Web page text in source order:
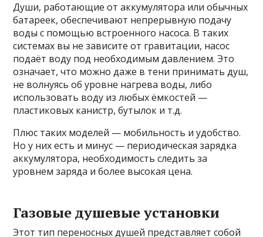
Души, работающие от аккумулятора или обычных
батареек, обеспечивают непрерывную подачу
воды с помощью встроенного насоса. В таких
системах вы не зависите от гравитации, насос
подаёт воду под необходимым давлением. Это
означает, что можно даже в тени принимать душ,
не волнуясь об уровне нагрева воды, либо
использовать воду из любых ёмкостей —
пластиковых канистр, бутылок и т.д.
Плюс таких моделей — мобильность и удобство.
Но у них есть и минус — периодическая зарядка
аккумулятора, необходимость следить за
уровнем заряда и более высокая цена.
Газовые душевые установки
Этот тип переносных душей представляет собой